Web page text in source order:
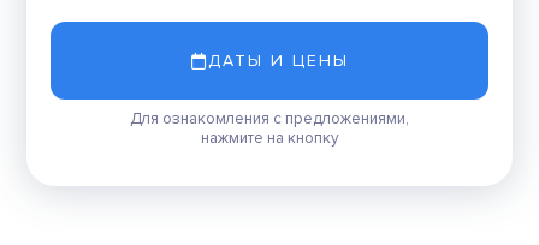
ДАТЫ И ЦЕНЫ
Для ознакомления с предложениями,
нажмите на кнопку